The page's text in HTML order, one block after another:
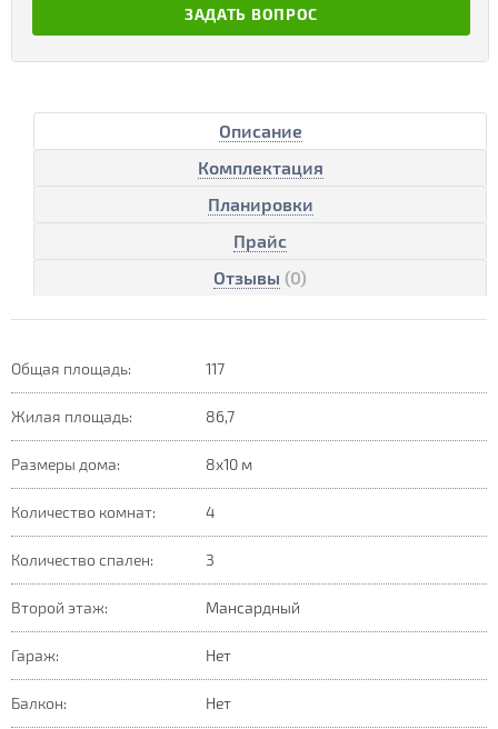
ЗАДАТЬ ВОПРОС
Описание
Комплектация
Планировки
Прайс
Отзывы (0)
Общая площадь: 117
Жилая площадь: 86,7
Размеры дома: 8х10 м
Количество комнат: 4
Количество спален: 3
Второй этаж: Мансардный
Гараж: Нет
Балкон: Нет